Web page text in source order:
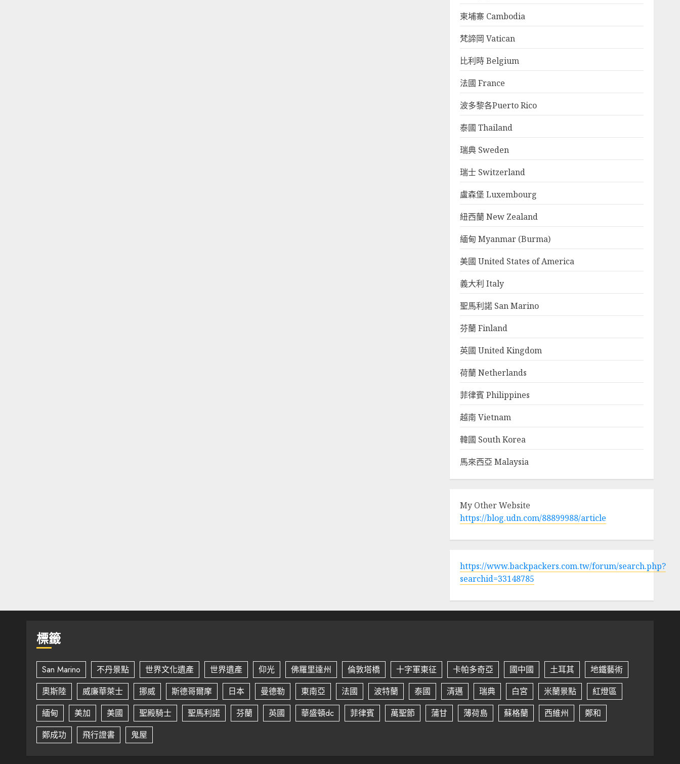
柬埔寨 Cambodia
梵諦岡 Vatican
比利時 Belgium
法國 France
波多黎各Puerto Rico
泰國 Thailand
瑞典 Sweden
瑞士 Switzerland
盧森堡 Luxembourg
紐西蘭 New Zealand
緬甸 Myanmar (Burma)
美國 United States of America
義大利 Italy
聖馬利諾 San Marino
芬蘭 Finland
英國 United Kingdom
荷蘭 Netherlands
菲律賓 Philippines
越南 Vietnam
韓國 South Korea
馬來西亞 Malaysia
My Other Website
https://blog.udn.com/88899988/article
https://www.backpackers.com.tw/forum/search.php?
searchid=33148785
標籤
San Marino 不丹景點 世界文化遺產 世界遺產 仰光 佛羅里達州 倫敦塔橋 十字軍東征 卡帕多奇亞 國中國 土耳其
地鐵藝術
奧斯陸
威廉華萊士 挪威 斯德哥爾摩 日本 曼德勒 東南亞 法國 波特蘭 泰國 清邁 瑞典 白宮 米蘭景點
紅燈區
緬甸
美加 美國 聖殿騎士 聖馬利諾 芬蘭 英國 華盛頓dc 菲律賓 萬聖節 蒲甘 薄荷島 蘇格蘭 西維州
鄭和
鄭成功
飛行證書 鬼屋